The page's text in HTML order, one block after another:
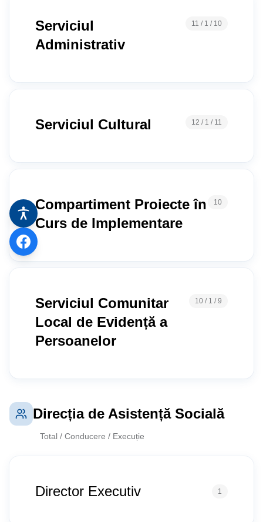
Serviciul
Administrativ
11 / 1 / 10
Serviciul Cultural 12 / 1 / 11
Compartiment Proiecte în
Curs de Implementare
10
Serviciul Comunitar
Local de Evidență a
Persoanelor
10 / 1 / 9
Direcția de Asistență Socială
Total / Conducere / Execuție
Director Executiv 1